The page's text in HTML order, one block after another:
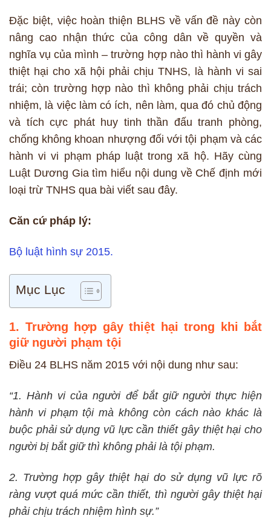
Đặc biệt, việc hoàn thiện BLHS về vấn đề này còn
nâng cao nhận thức của công dân về quyền và
nghĩa vụ của mình – trường hợp nào thì hành vi gây
thiệt hại cho xã hội phải chịu TNHS, là hành vi sai
trái; còn trường hợp nào thì không phải chịu trách
nhiệm, là việc làm có ích, nên làm, qua đó chủ động
và tích cực phát huy tinh thần đấu tranh phòng,
chống không khoan nhượng đối với tội phạm và các
hành vi vi phạm pháp luật trong xã hộ. Hãy cùng
Luật Dương Gia tìm hiểu nội dung về Chế định mới
loại trừ TNHS qua bài viết sau đây.
Căn cứ pháp lý:
Bộ luật hình sự 2015.
Mục Lục
1. Trường hợp gây thiệt hại trong khi bắt
giữ người phạm tội
Điều 24 BLHS năm 2015 với nội dung như sau:
“1. Hành vi của người để bắt giữ người thực hiện
hành vi phạm tội mà không còn cách nào khác là
buộc phải sử dụng vũ lực cần thiết gây thiệt hại cho
người bị bắt giữ thì không phải là tội phạm.
2. Trường hợp gây thiệt hại do sử dụng vũ lực rõ
ràng vượt quá mức cần thiết, thì người gây thiệt hại
phải chịu trách nhiệm hình sự.”